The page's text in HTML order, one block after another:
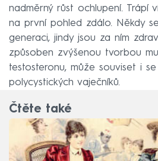
nadměrný růst ochlupení. Trápí
na první pohled zdálo. Někdy
generaci, jindy jsou za ním
způsoben zvýšenou tvorbou
testosteronu, může souviset i
polycystických vaječníků.
Čtěte také